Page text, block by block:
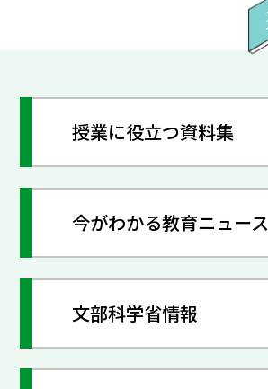
授業に役立つ資料集
今がわかる教育ニュース
文部科学省情報